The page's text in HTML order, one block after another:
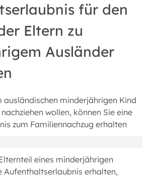
für den
Eltern zu
Ausländer
ausländischen minderjährigen Kind
wollen, können Sie eine
zum Familiennachzug erhalten
eines minderjährigen
Aufenthaltserlaubnis erhalten,